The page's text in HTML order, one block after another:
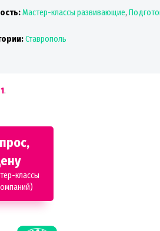
Мастер-классы развивающие,
Ставрополь
1.
классы